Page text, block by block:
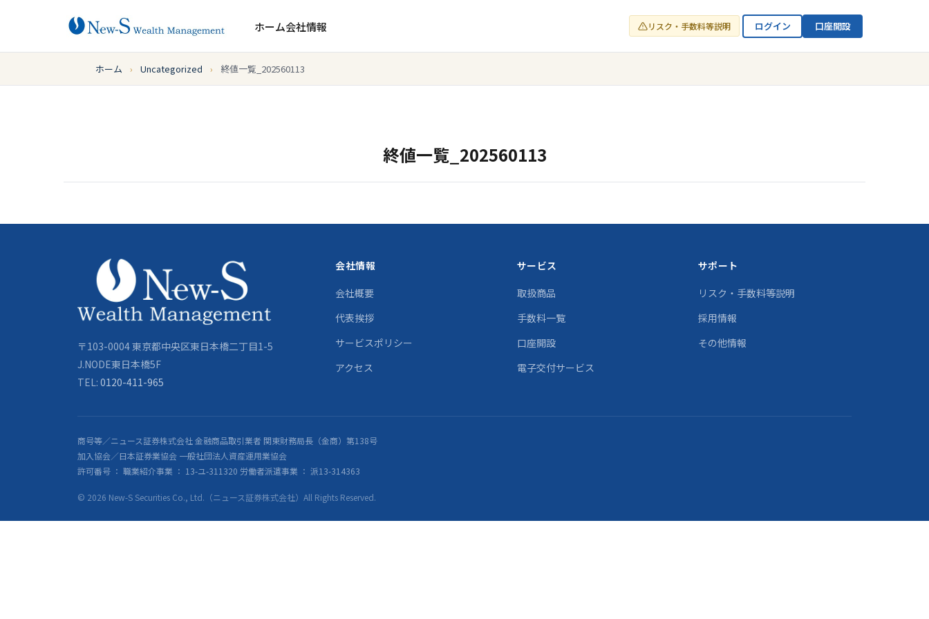
ホーム会社情報 リスク・手数料等説明 ログイン 口座開設
ホーム › Uncategorized › 終値一覧_202560113
終値一覧_202560113
〒103-0004 東京都中央区東日本橋二丁目1-5
J.NODE東日本橋5F
TEL: 0120-411-965
会社情報
会社概要
代表挨拶
サービスポリシー
アクセス
サービス
取扱商品
手数料一覧
口座開設
電子交付サービス
サポート
リスク・手数料等説明
採用情報
その他情報
商号等／ニュース証券株式会社 金融商品取引業者 関東財務局長（金商）第138号
加入協会／日本証券業協会 一般社団法人資産運用業協会
許可番号 ： 職業紹介事業 ： 13-ユ-311320 労働者派遣事業 ： 派13-314363
© 2026 New-S Securities Co., Ltd.（ニュース証券株式会社）All Rights Reserved.